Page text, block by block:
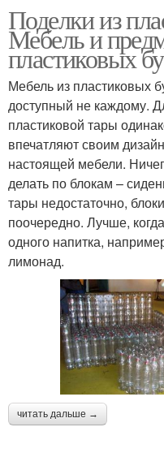
Поделки из
Мебель и
пластиковых
Мебель из пластиковых
доступный не каждому.
пластиковой тары
впечатляют своим
настоящей мебели.
делать по блокам –
тары недостаточно,
поочередно. Лучше,
одного напитка,
лимонад.
читать дальше →